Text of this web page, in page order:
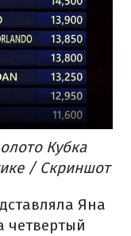
Кубка
/ Скриншот
Яна
четвертый